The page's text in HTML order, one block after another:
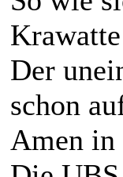
Der
schon
Amen in